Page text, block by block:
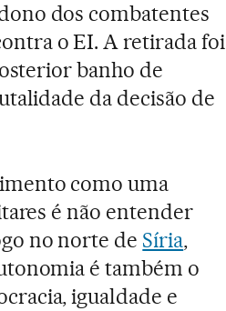
dos combatentes
o EI. A retirada foi
banho de
da decisão de
como uma
é não entender
no norte de Síria,
é também o
igualdade e